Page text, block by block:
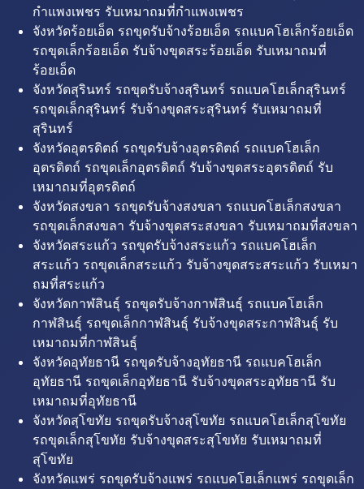
กำแพงเพชร รับเหมาถมที่กำแพงเพชร
จังหวัดร้อยเอ็ด รถขุดรับจ้างร้อยเอ็ด รถแบคโฮเล็กร้อยเอ็ด
รถขุดเล็กร้อยเอ็ด รับจ้างขุดสระร้อยเอ็ด รับเหมาถมที่
ร้อยเอ็ด
จังหวัดสุรินทร์ รถขุดรับจ้างสุรินทร์ รถแบคโฮเล็กสุรินทร์
รถขุดเล็กสุรินทร์ รับจ้างขุดสระสุรินทร์ รับเหมาถมที่
สุรินทร์
จังหวัดอุตรดิตถ์ รถขุดรับจ้างอุตรดิตถ์ รถแบคโฮเล็ก
อุตรดิตถ์ รถขุดเล็กอุตรดิตถ์ รับจ้างขุดสระอุตรดิตถ์ รับ
เหมาถมที่อุตรดิตถ์
จังหวัดสงขลา รถขุดรับจ้างสงขลา รถแบคโฮเล็กสงขลา
รถขุดเล็กสงขลา รับจ้างขุดสระสงขลา รับเหมาถมที่สงขลา
จังหวัดสระแก้ว รถขุดรับจ้างสระแก้ว รถแบคโฮเล็ก
สระแก้ว รถขุดเล็กสระแก้ว รับจ้างขุดสระสระแก้ว รับเหมา
ถมที่สระแก้ว
จังหวัดกาฬสินธุ์ รถขุดรับจ้างกาฬสินธุ์ รถแบคโฮเล็ก
กาฬสินธุ์ รถขุดเล็กกาฬสินธุ์ รับจ้างขุดสระกาฬสินธุ์ รับ
เหมาถมที่กาฬสินธุ์
จังหวัดอุทัยธานี รถขุดรับจ้างอุทัยธานี รถแบคโฮเล็ก
อุทัยธานี รถขุดเล็กอุทัยธานี รับจ้างขุดสระอุทัยธานี รับ
เหมาถมที่อุทัยธานี
จังหวัดสุโขทัย รถขุดรับจ้างสุโขทัย รถแบคโฮเล็กสุโขทัย
รถขุดเล็กสุโขทัย รับจ้างขุดสระสุโขทัย รับเหมาถมที่
สุโขทัย
จังหวัดแพร่ รถขุดรับจ้างแพร่ รถแบคโฮเล็กแพร่ รถขุดเล็ก